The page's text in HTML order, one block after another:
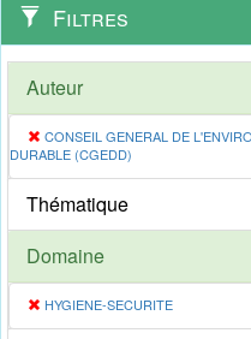
Filtres
Auteur
CONSEIL GENERAL DE
DURABLE (CGEDD)
Thématique
Domaine
HYGIENE-SECURITE